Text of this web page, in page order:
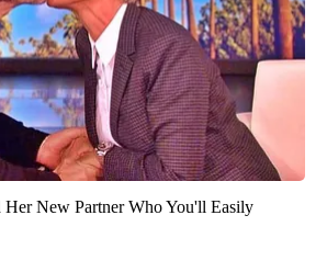
Her New Partner Who You'll Easily